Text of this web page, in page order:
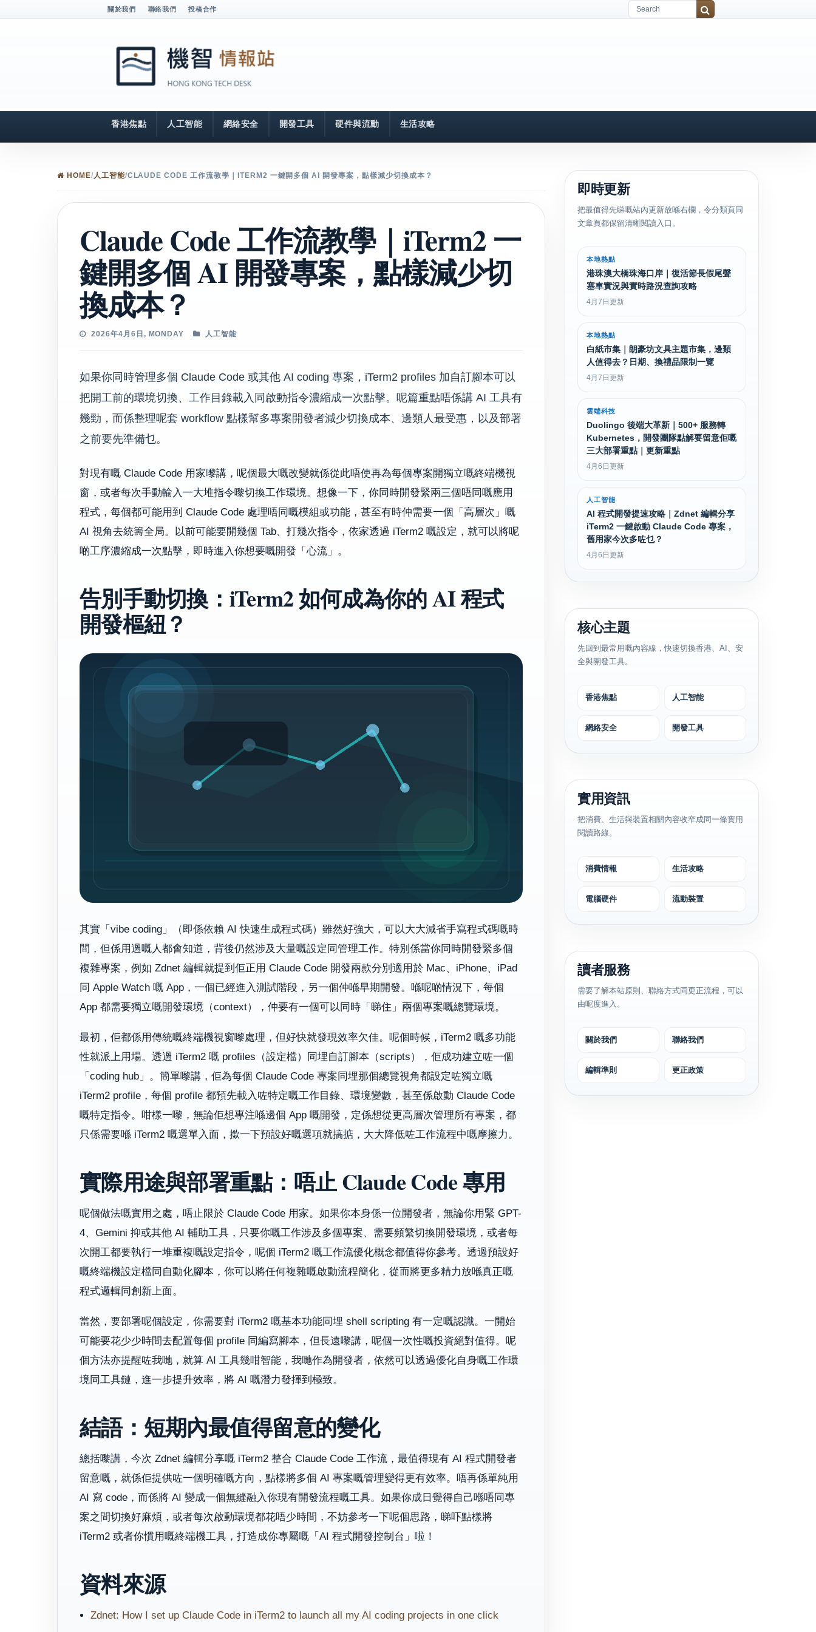
關於我們 聯絡我們 投稿合作
香港焦點 人工智能 網絡安全 開發工具 硬件與流動 生活攻略
HOME/人工智能/CLAUDE CODE 工作流教學｜ITERM2 一鍵開多個 AI 開發專案，點樣減少切換成本？
Claude Code 工作流教學｜iTerm2 一
鍵開多個 AI 開發專案，點樣減少切
換成本？
2026年4月6日, MONDAY 人工智能
如果你同時管理多個 Claude Code 或其他 AI coding 專案，iTerm2 profiles 加自訂腳本可以
把開工前的環境切換、工作目錄載入同啟動指令濃縮成一次點擊。呢篇重點唔係講 AI 工具有
幾勁，而係整理呢套 workflow 點樣幫多專案開發者減少切換成本、邊類人最受惠，以及部署
之前要先準備乜。
對現有嘅 Claude Code 用家嚟講，呢個最大嘅改變就係從此唔使再為每個專案開獨立嘅終端機視
窗，或者每次手動輸入一大堆指令嚟切換工作環境。想像一下，你同時開發緊兩三個唔同嘅應用
程式，每個都可能用到 Claude Code 處理唔同嘅模組或功能，甚至有時仲需要一個「高層次」嘅
AI 視角去統籌全局。以前可能要開幾個 Tab、打幾次指令，依家透過 iTerm2 嘅設定，就可以將呢
啲工序濃縮成一次點擊，即時進入你想要嘅開發「心流」。
告別手動切換：iTerm2 如何成為你的 AI 程式
開發樞紐？
其實「vibe coding」（即係依賴 AI 快速生成程式碼）雖然好強大，可以大大減省手寫程式碼嘅時
間，但係用過嘅人都會知道，背後仍然涉及大量嘅設定同管理工作。特別係當你同時開發緊多個
複雜專案，例如 Zdnet 編輯就提到佢正用 Claude Code 開發兩款分別適用於 Mac、iPhone、iPad
同 Apple Watch 嘅 App，一個已經進入測試階段，另一個仲喺早期開發。喺呢啲情況下，每個
App 都需要獨立嘅開發環境（context），仲要有一個可以同時「睇住」兩個專案嘅總覽環境。
最初，佢都係用傳統嘅終端機視窗嚟處理，但好快就發現效率欠佳。呢個時候，iTerm2 嘅多功能
性就派上用場。透過 iTerm2 嘅 profiles（設定檔）同埋自訂腳本（scripts），佢成功建立咗一個
「coding hub」。簡單嚟講，佢為每個 Claude Code 專案同埋那個總覽視角都設定咗獨立嘅
iTerm2 profile，每個 profile 都預先載入咗特定嘅工作目錄、環境變數，甚至係啟動 Claude Code
嘅特定指令。咁樣一嚟，無論佢想專注喺邊個 App 嘅開發，定係想從更高層次管理所有專案，都
只係需要喺 iTerm2 嘅選單入面，撳一下預設好嘅選項就搞掂，大大降低咗工作流程中嘅摩擦力。
實際用途與部署重點：唔止 Claude Code 專用
呢個做法嘅實用之處，唔止限於 Claude Code 用家。如果你本身係一位開發者，無論你用緊 GPT-
4、Gemini 抑或其他 AI 輔助工具，只要你嘅工作涉及多個專案、需要頻繁切換開發環境，或者每
次開工都要執行一堆重複嘅設定指令，呢個 iTerm2 嘅工作流優化概念都值得你參考。透過預設好
嘅終端機設定檔同自動化腳本，你可以將任何複雜嘅啟動流程簡化，從而將更多精力放喺真正嘅
程式邏輯同創新上面。
當然，要部署呢個設定，你需要對 iTerm2 嘅基本功能同埋 shell scripting 有一定嘅認識。一開始
可能要花少少時間去配置每個 profile 同編寫腳本，但長遠嚟講，呢個一次性嘅投資絕對值得。呢
個方法亦提醒咗我哋，就算 AI 工具幾咁智能，我哋作為開發者，依然可以透過優化自身嘅工作環
境同工具鏈，進一步提升效率，將 AI 嘅潛力發揮到極致。
結語：短期內最值得留意的變化
總括嚟講，今次 Zdnet 編輯分享嘅 iTerm2 整合 Claude Code 工作流，最值得現有 AI 程式開發者
留意嘅，就係佢提供咗一個明確嘅方向，點樣將多個 AI 專案嘅管理變得更有效率。唔再係單純用
AI 寫 code，而係將 AI 變成一個無縫融入你現有開發流程嘅工具。如果你成日覺得自己喺唔同專
案之間切換好麻煩，或者每次啟動環境都花唔少時間，不妨參考一下呢個思路，睇吓點樣將
iTerm2 或者你慣用嘅終端機工具，打造成你專屬嘅「AI 程式開發控制台」啦！
資料來源
Zdnet: How I set up Claude Code in iTerm2 to launch all my AI coding projects in one click
即時更新
把最值得先睇嘅站內更新放喺右欄，令分類頁同
文章頁都保留清晰閱讀入口。
本地熱點
港珠澳大橋珠海口岸｜復活節長假尾聲
塞車實況與實時路況查詢攻略
4月7日更新
本地熱點
白紙市集｜朗豪坊文具主題市集，邊類
人值得去？日期、換禮品限制一覽
4月7日更新
雲端科技
Duolingo 後端大革新｜500+ 服務轉
Kubernetes，開發團隊點解要留意佢嘅
三大部署重點｜更新重點
4月6日更新
人工智能
AI 程式開發提速攻略｜Zdnet 編輯分享
iTerm2 一鍵啟動 Claude Code 專案，
舊用家今次多咗乜？
4月6日更新
核心主題
先回到最常用嘅內容線，快速切換香港、AI、安
全與開發工具。
香港焦點 人工智能
網絡安全 開發工具
實用資訊
把消費、生活與裝置相關內容收窄成同一條實用
閱讀路線。
消費情報 生活攻略
電腦硬件 流動裝置
讀者服務
需要了解本站原則、聯絡方式同更正流程，可以
由呢度進入。
關於我們 聯絡我們
編輯準則 更正政策